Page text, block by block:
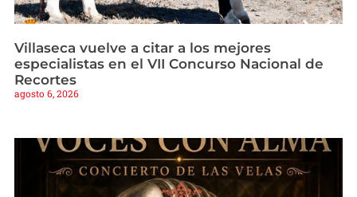
Villaseca vuelve a citar a los mejores
especialistas en el VII Concurso Nacional de
Recortes
agosto 6, 2026